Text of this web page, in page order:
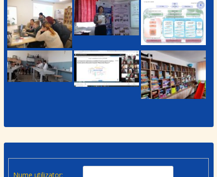
Nume utilizator: